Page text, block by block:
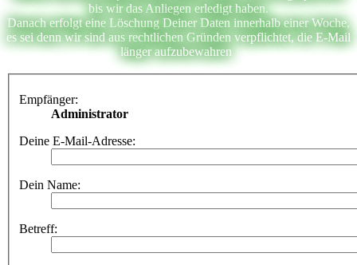
bis wir das Anliegen erledigt haben.
Danach erfolgt eine Löschung Deiner Daten innerhalb einer Woche,
es sei denn wir sind aus rechtlichen Gründen verpflichtet, die E-Mail
länger aufzubewahren
Empfänger:
Administrator
Deine E-Mail-Adresse:
Dein Name:
Betreff: